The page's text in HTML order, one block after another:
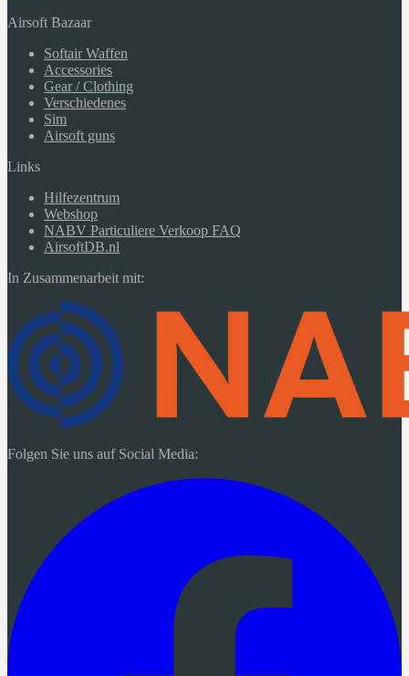
Airsoft Bazaar
Softair Waffen
Accessories
Gear / Clothing
Verschiedenes
Sim
Airsoft guns
Links
Hilfezentrum
Webshop
NABV Particuliere Verkoop FAQ
AirsoftDB.nl
In Zusammenarbeit mit:
Folgen Sie uns auf Social Media: